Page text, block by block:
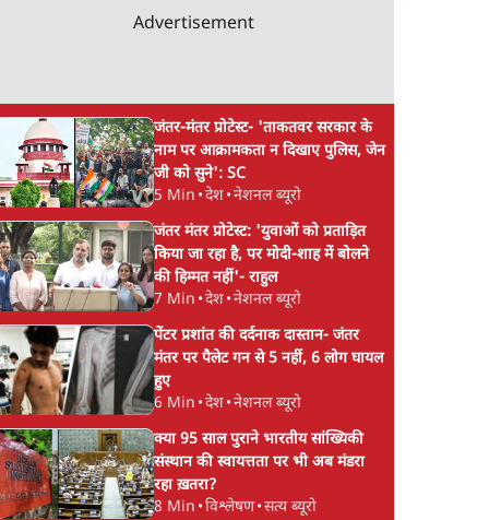
Advertisement
जंतर-मंतर प्रोटेस्ट- 'ताकतवर सरकार के
नाम पर आक्रामकता न दिखाए पुलिस, जेन
जी को सुने': SC
5 Min •देश•नेशनल ब्यूरो
जंतर मंतर प्रोटेस्ट: 'युवाओं को प्रताड़ित
किया जा रहा है, पर मोदी-शाह में बोलने
की हिम्मत नहीं'- राहुल
7 Min •देश•नेशनल ब्यूरो
पेंटर प्रशांत की दर्दनाक दास्तान- जंतर
मंतर पर पैलेट गन से 5 नहीं, 6 लोग घायल
हुए
6 Min •देश•नेशनल ब्यूरो
क्या 95 साल पुराने भारतीय सांख्यिकी
संस्थान की स्वायत्तता पर भी अब मंडरा
रहा ख़तरा?
8 Min •विश्लेषण•सत्य ब्यूरो